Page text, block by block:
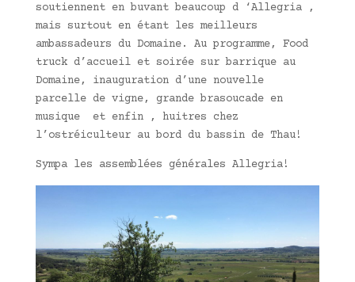
soutiennent en buvant beaucoup d ‘Allegria ,
mais surtout en étant les meilleurs
ambassadeurs du Domaine. Au programme, Food
truck d’accueil et soirée sur barrique au
Domaine, inauguration d’une nouvelle
parcelle de vigne, grande brasoucade en
musique et enfin , huitres chez
l’ostréiculteur au bord du bassin de Thau!
Sympa les assemblées générales Allegria!